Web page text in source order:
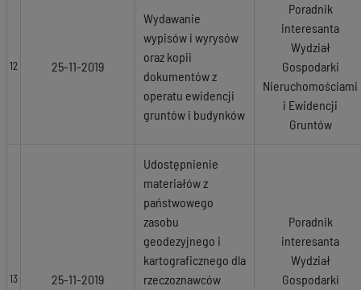
12 25-11-2019
Wydawanie
wypisów i wyrysów
oraz kopii
dokumentów z
operatu ewidencji
gruntów i budynków
Poradnik
interesanta
Wydział
Gospodarki
Nieruchomościami
i Ewidencji
Gruntów
13 25-11-2019
Udostępnienie
materiałów z
państwowego
zasobu
geodezyjnego i
kartograficznego dla
rzeczoznawców
Poradnik
interesanta
Wydział
Gospodarki